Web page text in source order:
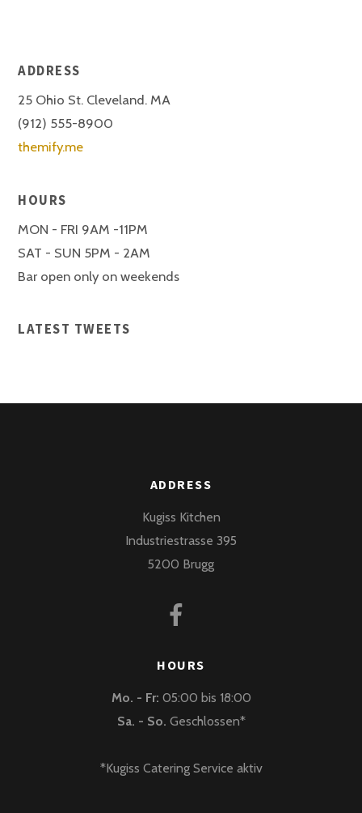
ADDRESS
25 Ohio St. Cleveland. MA
(912) 555-8900
themify.me
HOURS
MON - FRI 9AM -11PM
SAT - SUN 5PM - 2AM
Bar open only on weekends
LATEST TWEETS
ADDRESS
Kugiss Kitchen
Industriestrasse 395
5200 Brugg
HOURS
Mo. - Fr: 05:00 bis 18:00
Sa. - So. Geschlossen*
*Kugiss Catering Service aktiv